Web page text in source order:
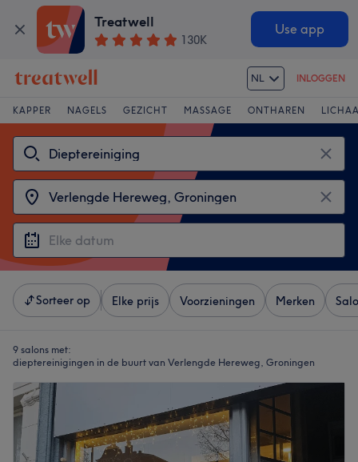
Treatwell
130K
Use app
NL INLOGGEN
KAPPER NAGELS GEZICHT MASSAGE ONTHAREN
Sorteer op Elke prijs Voorzieningen Merken
9 salons met:
dieptereinigingen in de buurt van Verlengde Hereweg, Groningen